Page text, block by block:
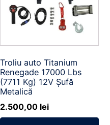
Troliu auto Titanium
Renegade 17000 Lbs
(7711 Kg) 12V Șufă
Metalică
2.500,00 lei